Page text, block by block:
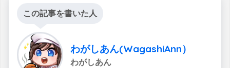
この記事を書いた人
わがしあん(WagashiAnn）
わがしあん